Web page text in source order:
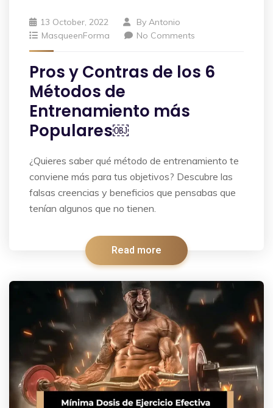
13 October, 2022 By Antonio
MasqueenForma
No Comments
Pros y Contras de los 6
Métodos de
Entrenamiento más
Populares￼
¿Quieres saber qué método de entrenamiento te
conviene más para tus objetivos? Descubre las
falsas creencias y beneficios que pensabas que
tenían algunos que no tienen.
Read more